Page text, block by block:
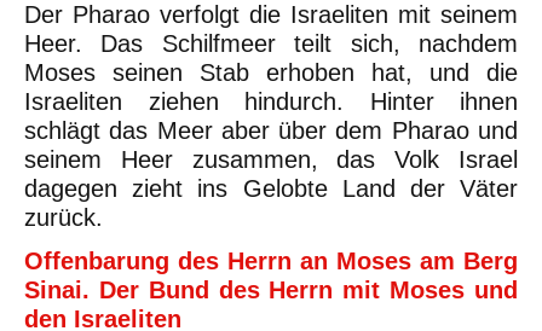
Der Pharao verfolgt die Israeliten mit seinem
Heer. Das Schilfmeer teilt sich, nachdem
Moses seinen Stab erhoben hat, und die
Israeliten ziehen hindurch. Hinter ihnen
schlägt das Meer aber über dem Pharao und
seinem Heer zusammen, das Volk Israel
dagegen zieht ins Gelobte Land der Väter
zurück.
Offenbarung des Herrn an Moses am Berg
Sinai. Der Bund des Herrn mit Moses und
den Israeliten